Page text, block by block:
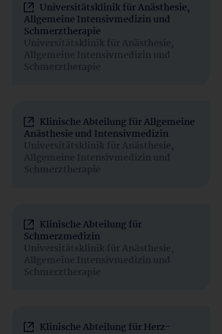
Universitätsklinik für Anästhesie,
Allgemeine Intensivmedizin und
Schmerztherapie
Universitätsklinik für Anästhesie,
Allgemeine Intensivmedizin und
Schmerztherapie
Klinische Abteilung für Allgemeine
Anästhesie und Intensivmedizin
Universitätsklinik für Anästhesie,
Allgemeine Intensivmedizin und
Schmerztherapie
Klinische Abteilung für
Schmerzmedizin
Universitätsklinik für Anästhesie,
Allgemeine Intensivmedizin und
Schmerztherapie
Klinische Abteilung für Herz-